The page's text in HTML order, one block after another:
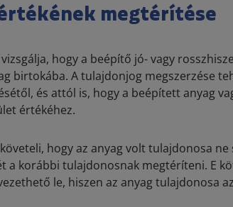
megtérítése
hogy a beépítő jó- vagy
birtokába. A tulajdonjog megszerzése
és attól is, hogy a beépített anyag
értékéhez.
hogy az anyag volt tulajdonosa
a korábbi tulajdonosnak megtéríteni. E
le, hiszen az anyag tulajdonosa